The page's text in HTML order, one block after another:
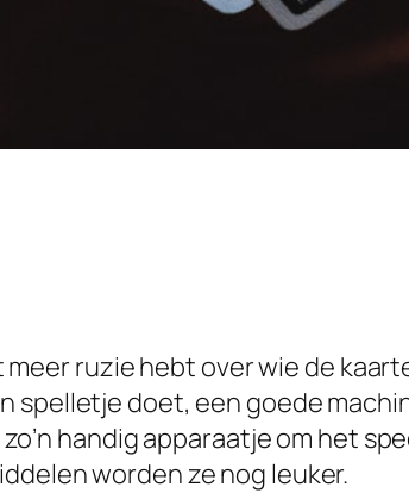
ruzie hebt over wie de
spelletje doet, een goede
handig apparaatje om het
worden ze nog leuker.